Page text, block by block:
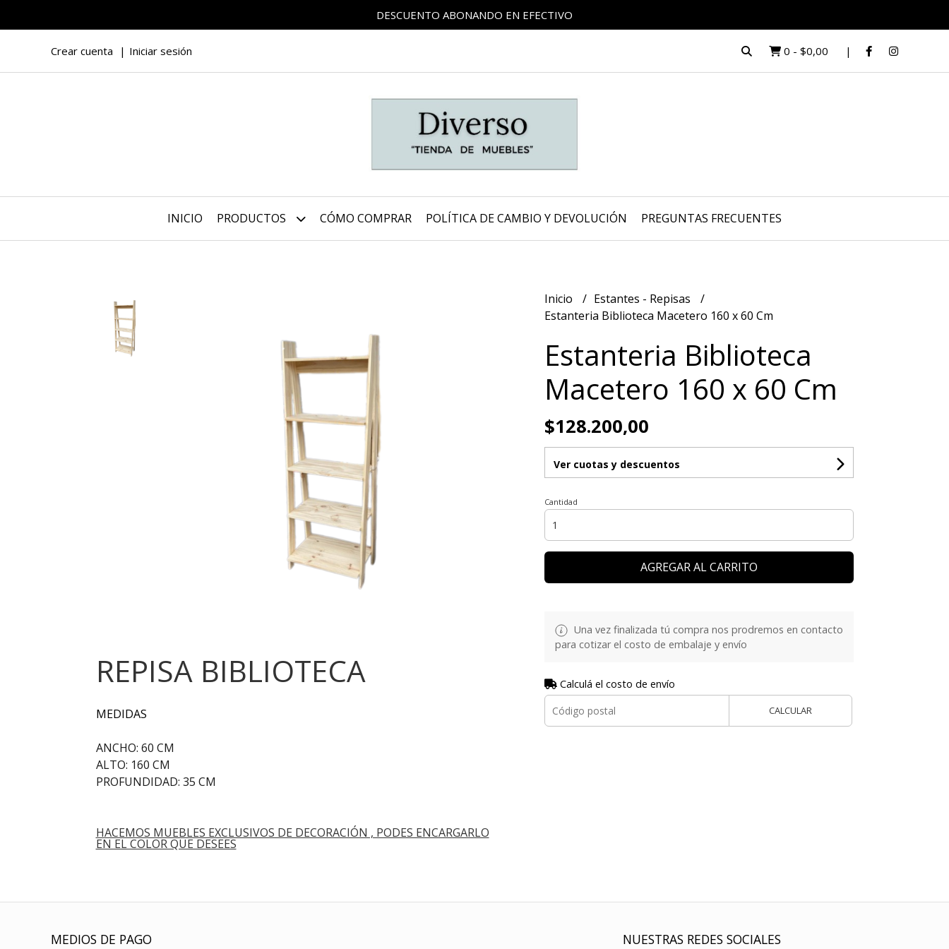
DESCUENTO ABONANDO EN EFECTIVO
Crear cuenta Iniciar sesión 0 - $0,00
INICIO PRODUCTOS CÓMO COMPRAR POLÍTICA DE CAMBIO Y DEVOLUCIÓN PREGUNTAS FRECUENTES
REPISA BIBLIOTECA
MEDIDAS
ANCHO: 60 CM
ALTO: 160 CM
PROFUNDIDAD: 35 CM
HACEMOS MUEBLES EXCLUSIVOS DE DECORACIÓN , PODES ENCARGARLO
EN EL COLOR QUE DESEES
Inicio
Estantes - Repisas
Estanteria Biblioteca Macetero 160 x 60 Cm
Estanteria Biblioteca
Macetero 160 x 60 Cm
$128.200,00
Ver cuotas y descuentos
Cantidad
AGREGAR AL CARRITO
Una vez finalizada tú compra nos prodremos en contacto
para cotizar el costo de embalaje y envío
Calculá el costo de envío
CALCULAR
MEDIOS DE PAGO NUESTRAS REDES SOCIALES